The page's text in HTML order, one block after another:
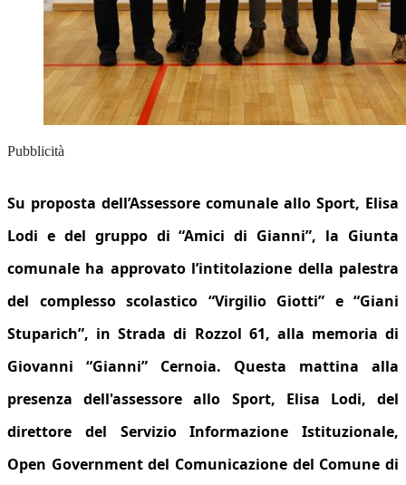
Pubblicità
Su proposta dell’Assessore comunale allo Sport, Elisa
Lodi e del gruppo di “Amici di Gianni”, la Giunta
comunale ha approvato l’intitolazione della palestra
del complesso scolastico “Virgilio Giotti” e “Giani
Stuparich”, in Strada di Rozzol 61, alla memoria di
Giovanni “Gianni” Cernoia. Questa mattina alla
presenza dell'assessore allo Sport, Elisa Lodi,del
direttore del Servizio Informazione Istituzionale,
Open Government del Comunicazione del Comune di